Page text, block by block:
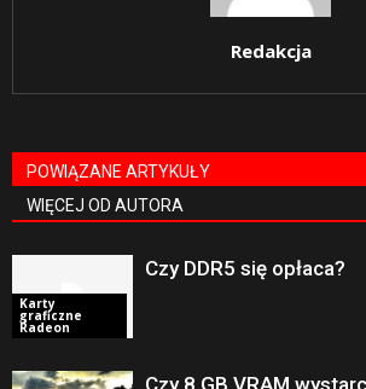
Redakcja
POWIĄZANE ARTYKUŁY
WIĘCEJ OD AUTORA
Karty
graficzne
Radeon
Czy DDR5 się opłaca?